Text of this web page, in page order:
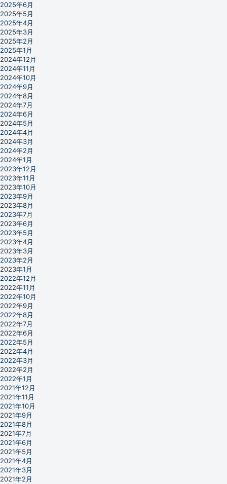
2025年6月
2025年5月
2025年4月
2025年3月
2025年2月
2025年1月
2024年12月
2024年11月
2024年10月
2024年9月
2024年8月
2024年7月
2024年6月
2024年5月
2024年4月
2024年3月
2024年2月
2024年1月
2023年12月
2023年11月
2023年10月
2023年9月
2023年8月
2023年7月
2023年6月
2023年5月
2023年4月
2023年3月
2023年2月
2023年1月
2022年12月
2022年11月
2022年10月
2022年9月
2022年8月
2022年7月
2022年6月
2022年5月
2022年4月
2022年3月
2022年2月
2022年1月
2021年12月
2021年11月
2021年10月
2021年9月
2021年8月
2021年7月
2021年6月
2021年5月
2021年4月
2021年3月
2021年2月